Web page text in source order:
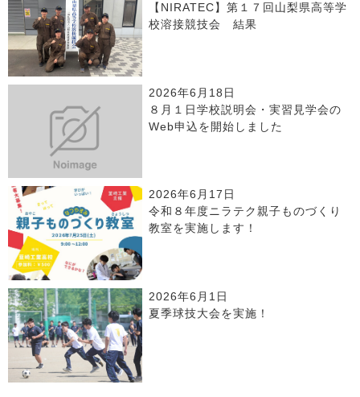
【NIRATEC】第１７回山梨県高等学
校溶接競技会 結果
2026年6月18日
８月１日学校説明会・実習見学会の
Web申込を開始しました
2026年6月17日
令和８年度ニラテク親子ものづくり
教室を実施します！
2026年6月1日
夏季球技大会を実施！